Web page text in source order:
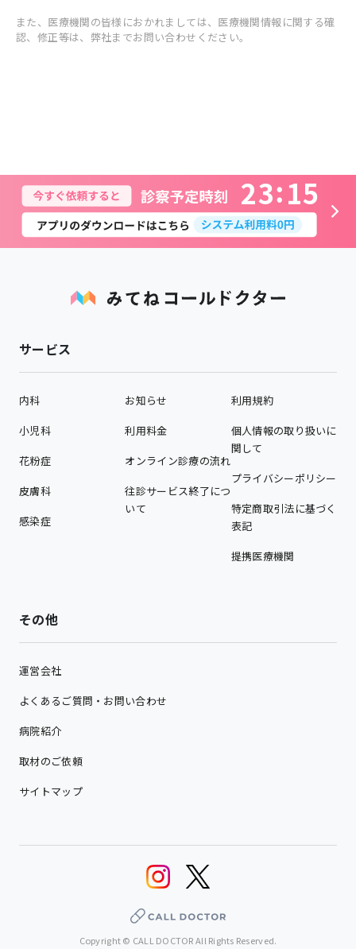
また、医療機関の皆様におかれましては、医療機関情報に関する確
認、修正等は、弊社までお問い合わせください。
23 15
サービス
内科
小児科
花粉症
皮膚科
感染症
お知らせ
利用料金
オンライン診療の流れ
往診サービス終了につ
いて
利用規約
個人情報の取り扱いに
関して
プライバシーポリシー
特定商取引法に基づく
表記
提携医療機関
その他
運営会社
よくあるご質問・お問い合わせ
病院紹介
取材のご依頼
サイトマップ
Copyright © CALL DOCTOR All Rights Reserved.